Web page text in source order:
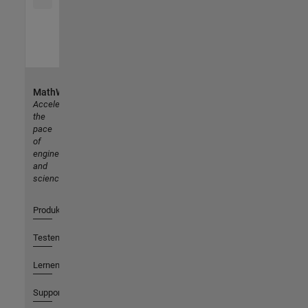
MathWorks
Accelerating
the
pace
of
engineering
and
science
Produkte
Testen oder Kaufen
Lernen
Support